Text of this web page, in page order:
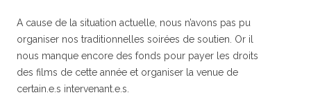
A cause de la situation actuelle, nous n’avons pas pu
organiser nos traditionnelles soirées de soutien. Or il
nous manque encore des fonds pour payer les droits
des films de cette année et organiser la venue de
certain.e.s intervenant.e.s.